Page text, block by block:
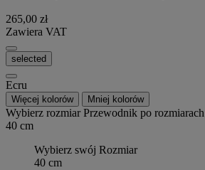
265,00 zł
Zawiera VAT
selected
Ecru
Więcej kolorów Mniej kolorów
Wybierz rozmiarPrzewodnik po rozmiarach
40 cm
Wybierz swój Rozmiar
40 cm